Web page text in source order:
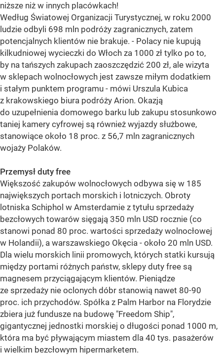
niższe niż w innych placówkach!
Według Światowej Organizacji Turystycznej, w roku 2000
ludzie odbyli 698 mln podróży zagranicznych, zatem
potencjalnych klientów nie brakuje. - Polacy nie kupują
kilkudniowej wycieczki do Włoch za 1000 zł tylko po to,
by na tańszych zakupach zaoszczędzić 200 zł, ale wizyta
w sklepach wolnocłowych jest zawsze miłym dodatkiem
i stałym punktem programu - mówi Urszula Kubica
z krakowskiego biura podróży Arion. Okazją
do uzupełnienia domowego barku lub zakupu stosunkowo
taniej kamery cyfrowej są również wyjazdy służbowe,
stanowiące około 18 proc. z 56,7 mln zagranicznych
wojaży Polaków.
Przemysł duty free
Większość zakupów wolnocłowych odbywa się w 185
największych portach morskich i lotniczych. Obroty
lotniska Schiphol w Amsterdamie z tytułu sprzedaży
bezcłowych towarów sięgają 350 mln USD rocznie (co
stanowi ponad 80 proc. wartości sprzedaży wolnocłowej
w Holandii), a warszawskiego Okęcia - około 20 mln USD.
Dla wielu morskich linii promowych, których statki kursują
między portami różnych państw, sklepy duty free są
magnesem przyciągającym klientów. Pieniądze
ze sprzedaży nie oclonych dóbr stanowią nawet 80-90
proc. ich przychodów. Spółka z Palm Harbor na Florydzie
zbiera już fundusze na budowę "Freedom Ship",
gigantycznej jednostki morskiej o długości ponad 1000 m,
która ma być pływającym miastem dla 40 tys. pasażerów
i wielkim bezcłowym hipermarketem.